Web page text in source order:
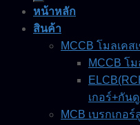
หน้าหลัก
สินค้า
MCCB โมลเคส
MCCB โ
เกอร์+กัน
MCB เบรกเกอร์